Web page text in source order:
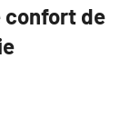
confort de